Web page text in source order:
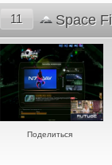
11 Space
Поделиться